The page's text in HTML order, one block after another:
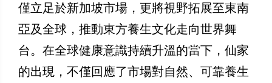
僅立足於新加坡市場，更將視野拓展至東南
亞及全球，推動東方養生文化走向世界舞
台。在全球健康意識持續升溫的當下，仙家
的出現，不僅回應了市場對自然、可靠養生